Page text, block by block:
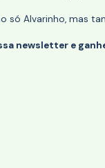
só Alvarinho, mas
newsletter e